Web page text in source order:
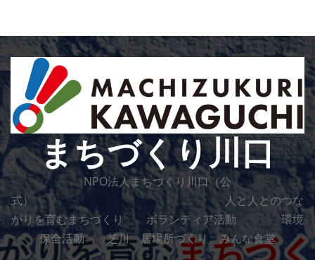
まちづくり川口
NPO法人まちづくり川口（公
式） 人と人とのつな
がりを育むまちづくり ボランティア活動 環境
保全活動 芝川 居場所づくり みんな食堂